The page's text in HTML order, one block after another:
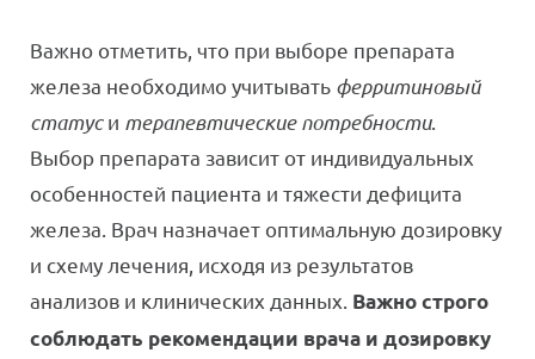
Важно отметить, что при выборе препарата
железа необходимо учитывать ферритиновый
статуси терапевтические потребности.
Выбор препарата зависит от индивидуальных
особенностей пациента и тяжести дефицита
железа. Врач назначает оптимальную дозировку
и схему лечения, исходя из результатов
анализов и клинических данных. Важно строго
соблюдать рекомендации врача и дозировку